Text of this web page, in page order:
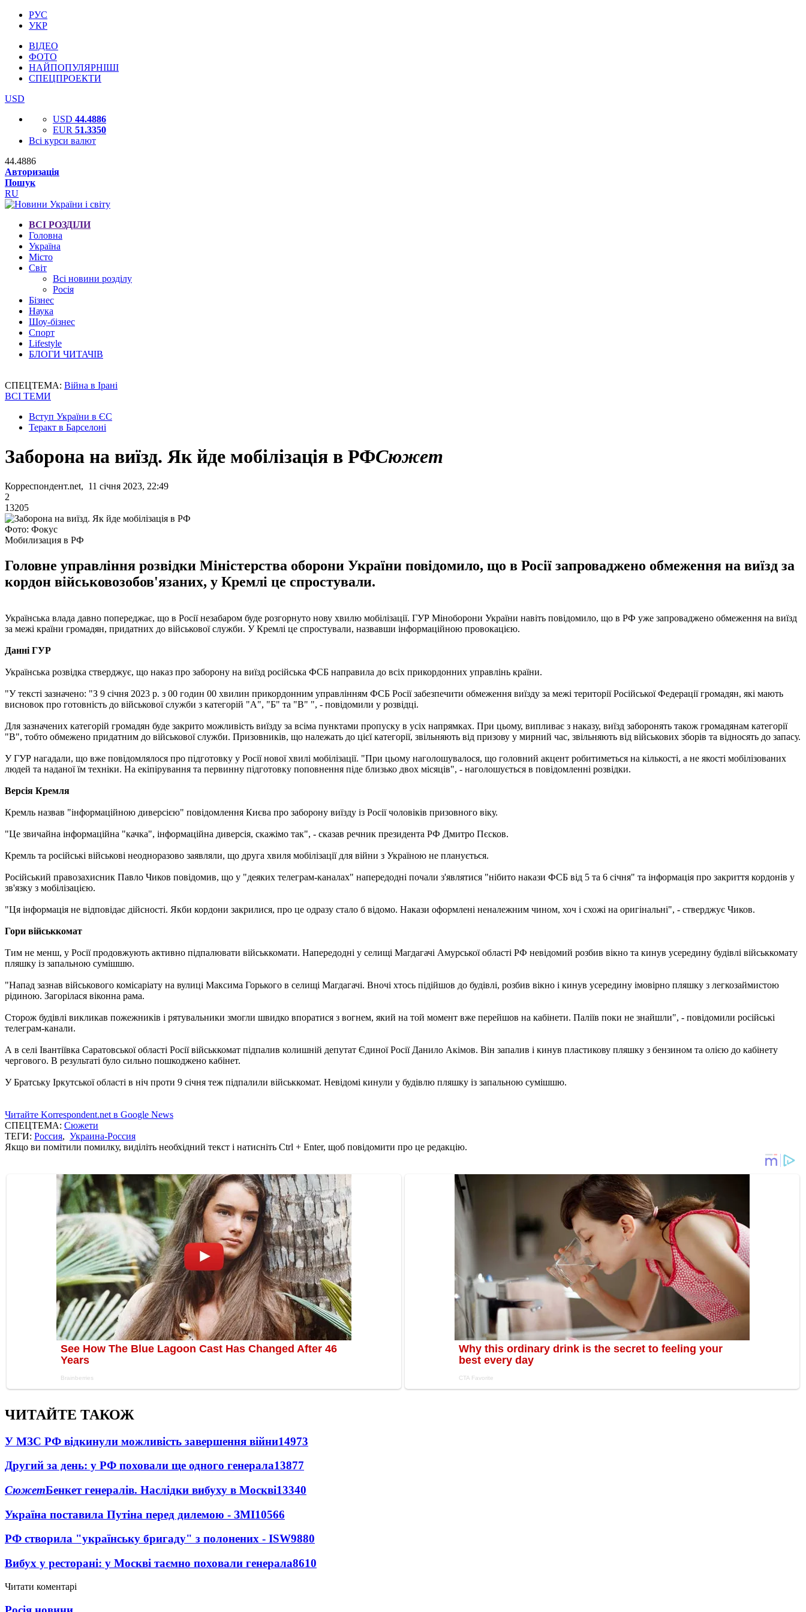
РУС
УКР
ВІДЕО
ФОТО
НАЙПОПУЛЯРНІШІ
СПЕЦПРОЕКТИ
USD
USD 44.4886
EUR 51.3350
Всі курси валют
44.4886
Авторизація
Пошук
RU
ВСІ РОЗДІЛИ
Головна
Україна
Місто
Світ
Всі новини розділу
Росія
Бізнес
Наука
Шоу-бізнес
Спорт
Lifestyle
БЛОГИ ЧИТАЧІВ
СПЕЦТЕМА: Війна в Ірані
ВСІ ТЕМИ
Вступ України в ЄС
Теракт в Барселоні
Заборона на виїзд. Як йде мобілізація в РФСюжет
Корреспондент.net, 11 січня 2023, 22:49
2
13205
Фото: Фокус
Мобилизация в РФ
Головне управління розвідки Міністерства оборони України повідомило, що в Росії запроваджено обмеження на виїзд за
кордон військовозобов'язаних, у Кремлі це спростували.
Українська влада давно попереджає, що в Росії незабаром буде розгорнуто нову хвилю мобілізації. ГУР Міноборони України навіть повідомило, що в РФ уже запроваджено обмеження на виїзд
за межі країни громадян, придатних до військової служби. У Кремлі це спростували, назвавши інформаційною провокацією.
Данні ГУР
Українська розвідка стверджує, що наказ про заборону на виїзд російська ФСБ направила до всіх прикордонних управлінь країни.
"У тексті зазначено: "З 9 січня 2023 р. з 00 годин 00 хвилин прикордонним управлінням ФСБ Росії забезпечити обмеження виїзду за межі території Російської Федерації громадян, які мають
висновок про готовність до військової служби з категорій "А", "Б" та "В" ", - повідомили у розвідці.
Для зазначених категорій громадян буде закрито можливість виїзду за всіма пунктами пропуску в усіх напрямках. При цьому, випливає з наказу, виїзд заборонять також громадянам категорії
"В", тобто обмежено придатним до військової служби. Призовників, що належать до цієї категорії, звільняють від призову у мирний час, звільняють від військових зборів та відносять до запасу.
У ГУР нагадали, що вже повідомлялося про підготовку у Росії нової хвилі мобілізації. "При цьому наголошувалося, що головний акцент робитиметься на кількості, а не якості мобілізованих
людей та наданої їм техніки. На екіпірування та первинну підготовку поповнення піде близько двох місяців", - наголошується в повідомленні розвідки.
Версія Кремля
Кремль назвав "інформаційною диверсією" повідомлення Києва про заборону виїзду із Росії чоловіків призовного віку.
"Це звичайна інформаційна "качка", інформаційна диверсія, скажімо так", - сказав речник президента РФ Дмитро Пєсков.
Кремль та російські військові неодноразово заявляли, що друга хвиля мобілізації для війни з Україною не планується.
Російський правозахисник Павло Чиков повідомив, що у "деяких телеграм-каналах" напередодні почали з'являтися "нібито накази ФСБ від 5 та 6 січня" та інформація про закриття кордонів у
зв'язку з мобілізацією.
"Ця інформація не відповідає дійсності. Якби кордони закрилися, про це одразу стало б відомо. Накази оформлені неналежним чином, хоч і схожі на оригінальні", - стверджує Чиков.
Гори військкомат
Тим не менш, у Росії продовжують активно підпалювати військкомати. Напередодні у селищі Магдагачі Амурської області РФ невідомий розбив вікно та кинув усередину будівлі військкомату
пляшку із запальною сумішшю.
"Напад зазнав військового комісаріату на вулиці Максима Горького в селищі Магдагачі. Вночі хтось підійшов до будівлі, розбив вікно і кинув усередину імовірно пляшку з легкозаймистою
рідиною. Загорілася віконна рама.
Сторож будівлі викликав пожежників і рятувальники змогли швидко впоратися з вогнем, який на той момент вже перейшов на кабінети. Паліїв поки не знайшли", - повідомили російські
телеграм-канали.
А в селі Івантіївка Саратовської області Росії військкомат підпалив колишній депутат Єдиної Росії Данило Акімов. Він запалив і кинув пластикову пляшку з бензином та олією до кабінету
чергового. В результаті було сильно пошкоджено кабінет.
У Братську Іркутської області в ніч проти 9 січня теж підпалили військкомат. Невідомі кинули у будівлю пляшку із запальною сумішшю.
Читайте Korrespondent.net в Google News
СПЕЦТЕМА: Сюжети
ТЕГИ: Россия, Украина-Россия
Якщо ви помітили помилку, виділіть необхідний текст і натисніть Ctrl + Enter, щоб повідомити про це редакцію.
ЧИТАЙТЕ ТАКОЖ
У МЗС РФ відкинули можливість завершення війни14973
Другий за день: у РФ поховали ще одного генерала13877
СюжетБенкет генералів. Наслідки вибуху в Москві13340
Україна поставила Путіна перед дилемою - ЗМІ10566
РФ створила "українську бригаду" з полонених - ISW9880
Вибух у ресторані: у Москві таємно поховали генерала8610
Читати коментарі